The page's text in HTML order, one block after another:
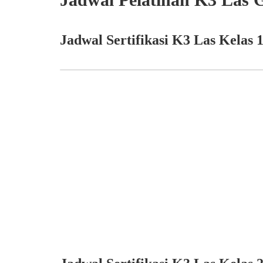
Jadwal Sertifikasi K3 Las Kelas 1